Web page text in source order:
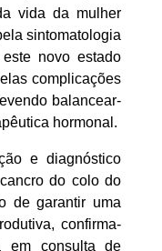
vida da mulher
sintomatologia
novo estado
complicações
balancear-
hormonal.
e diagnóstico
do colo do
de garantir uma
confirma-
em consulta de